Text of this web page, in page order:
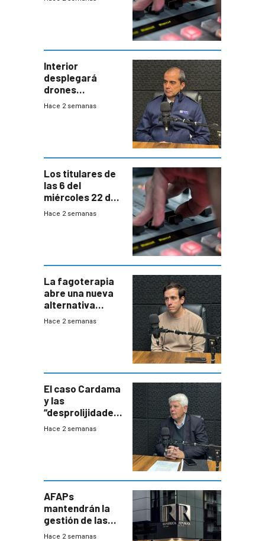
Interior
desplegará
drones
autónomos para
Hace 2 semanas
Los titulares de
las 6 del
miércoles 22 de
julio de 2026
Hace 2 semanas
La fagoterapia
abre una nueva
alternativa
contra bacterias
innovadora
Hace 2 semanas
El caso Cardama
y las
“desprolijidades”
que la
Hace 2 semanas
AFAPs
mantendrán la
gestión de las
cuentas
Hace 2 semanas